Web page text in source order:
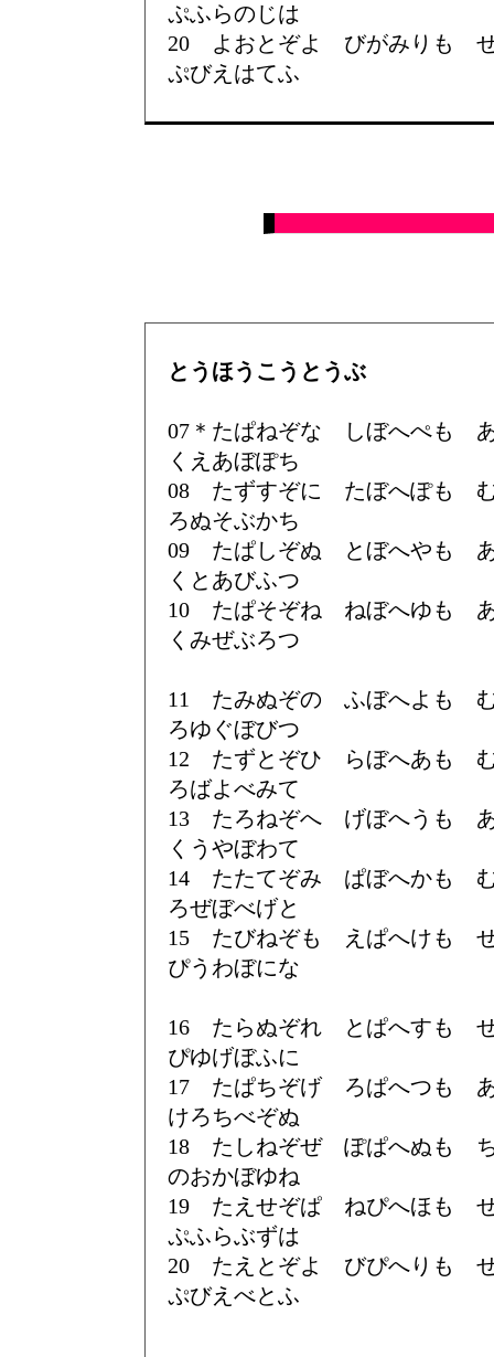
ぷふらのじは
20 よおとぞよ びがみりも
ぷびえはてふ
とうほうこうとうぶ
07＊たぱねぞな しぼへぺも
くえあぼぽち
08 たずすぞに たぼへぽも
ろぬそぶかち
09 たぱしぞぬ とぼへやも
くとあびふつ
10 たぱそぞね ねぼへゆも
くみぜぶろつ
11 たみぬぞの ふぼへよも
ろゆぐぼびつ
12 たずとぞひ らぼへあも
ろばよべみて
13 たろねぞへ げぼへうも
くうやぼわて
14 たたてぞみ ぱぼへかも
ろぜぼべげと
15 たびねぞも えぱへけも
ぴうわぼにな
16 たらぬぞれ とぱへすも
ぴゆげぼふに
17 たぱちぞげ ろぱへつも
けろちべぞぬ
18 たしねぞぜ ぽぱへぬも
のおかぼゆね
19 たえせぞぱ ねぴへほも
ぷふらぶずは
20 たえとぞよ びぴへりも
ぷびえべとふ